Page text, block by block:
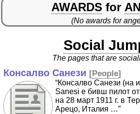
AWARDS for
(No awards for
Social
The pages that are
Консалво Санези [People]
“Консалво Санези (на
Sanesi е бивш пилот
на 28 март 1911 г. в
Арецо, Италия …”